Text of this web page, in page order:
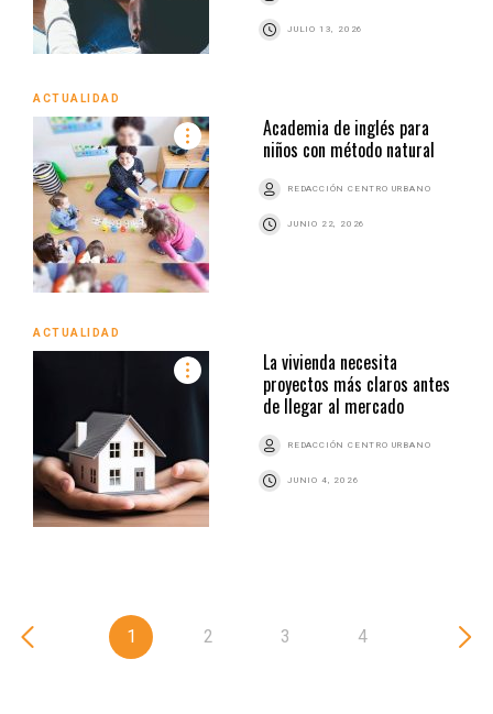
JULIO 13, 2026
ACTUALIDAD
Academia de inglés para
niños con método natural
REDACCIÓN CENTRO URBANO
JUNIO 22, 2026
ACTUALIDAD
La vivienda necesita
proyectos más claros antes
de llegar al mercado
REDACCIÓN CENTRO URBANO
JUNIO 4, 2026
1 2 3 4